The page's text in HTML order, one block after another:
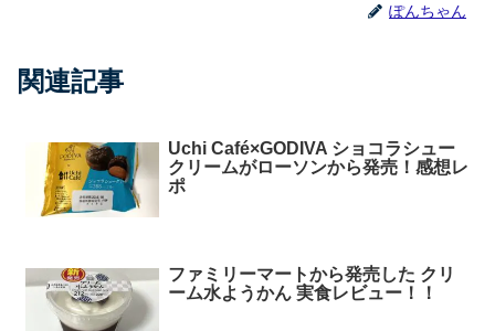
ぽんちゃん
関連記事
Uchi Café×GODIVA ショコラシュー
クリームがローソンから発売！感想レ
ポ
ファミリーマートから発売した クリ
ーム水ようかん 実食レビュー！！